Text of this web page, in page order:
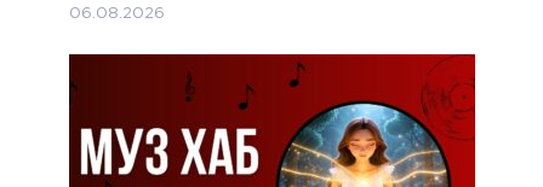
06.08.2026